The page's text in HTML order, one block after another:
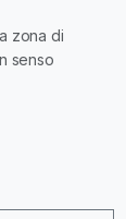
zona di
senso